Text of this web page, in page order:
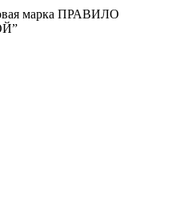
марка ПРАВИЛО